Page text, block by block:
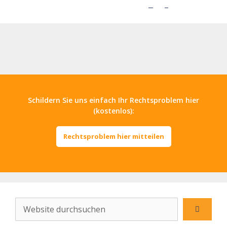
Schildern Sie uns einfach Ihr Rechtsproblem hier
(kostenlos):
Rechtsproblem hier mitteilen